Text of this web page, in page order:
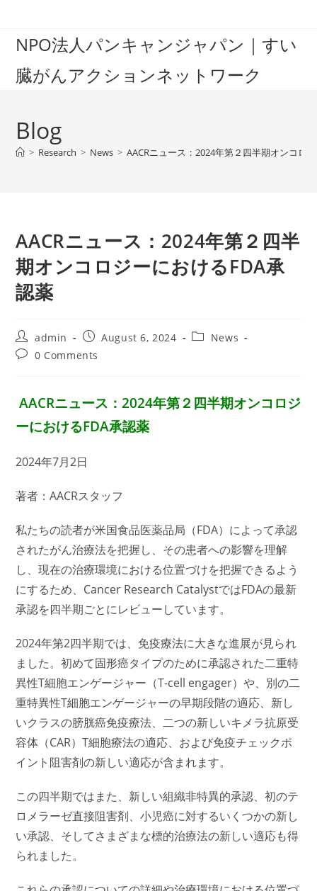
contentNPO法人パンキャンジャパン｜すい
臓がんアクションネットワーク
Blog
> Research > News > AACRニュース：2024年第２四半期オンコロ
AACRニュース：2024年第２四半
期オンコロジーにおけるFDA承
認薬
Post
author:
admin
Post
published:
August 6, 2024
PostNews
Post0 Comments
AACRニュース：2024年第２四半期オンコロジ
ーにおけるFDA承認薬
2024年7月2日
著者：AACRスタッフ
私たちの読者が米国食品医薬品局（FDA）によって承認
されたがん治療法を把握し、その患者への影響を理解
し、現在の治療環境における位置づけを把握できるよう
にするため、Cancer Research CatalystではFDAの最新
承認を四半期ごとにレビューしています。
2024年第2四半期では、免疫療法に大きな進展が見られ
ました。初めて固形癌タイプのために承認された二重特
異性T細胞エンゲージャー（T-cell engager）や、別の二
重特異性T細胞エンゲージャーの早期段階の適応、新し
いクラスの膀胱癌免疫療法、二つの新しいキメラ抗原受
容体（CAR）T細胞療法の適応、および免疫チェックポ
イント阻害剤の新しい適応が含まれます。
この四半期ではまた、新しい組織非特異的承認、初のテ
ロメラーゼ直接阻害剤、小児癌に対するいくつかの新し
い承認、そしてさまざまな標的治療法の新しい適応も得
られました。